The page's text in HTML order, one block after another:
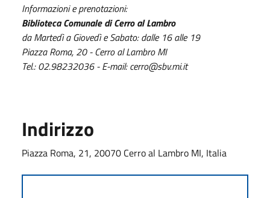
Informazioni e prenotazioni:
Biblioteca Comunale di Cerro al Lambro
da Martedì a Giovedì e Sabato: dalle 16 alle 19
Piazza Roma, 20 - Cerro al Lambro MI
Tel.: 02.98232036 - E-mail: cerro@sbv.mi.it
Indirizzo
Piazza Roma, 21, 20070 Cerro al Lambro MI, Italia